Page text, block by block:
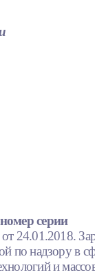
серии
24.01.2018.
по надзору в
и